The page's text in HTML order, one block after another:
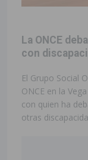
La ONCE
con
El Grupo Social
ONCE en la
con quien ha
otras